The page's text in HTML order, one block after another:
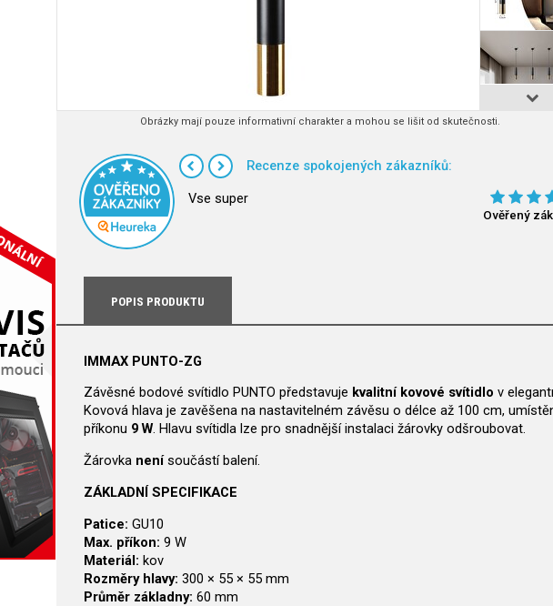
Obrázky mají pouze informativní charakter a mohou se lišit od skutečnosti.
Recenze spokojených zákazníků:
Vse super
Ověřený
POPIS PRODUKTU
IMMAX PUNTO-ZG
Závěsné bodové svítidlo PUNTO představuje kvalitní kovové svítidlo v
Kovová hlava je zavěšena na nastavitelném závěsu o délce až 100 cm,
příkonu 9 W. Hlavu svítidla lze pro snadnější instalaci žárovky odšroubovat.
Žárovka nenísoučástí balení.
ZÁKLADNÍ SPECIFIKACE
Patice: GU10
Max. příkon: 9 W
Materiál: kov
Rozměry hlavy: 300 × 55 × 55 mm
Průměr základny: 60 mm